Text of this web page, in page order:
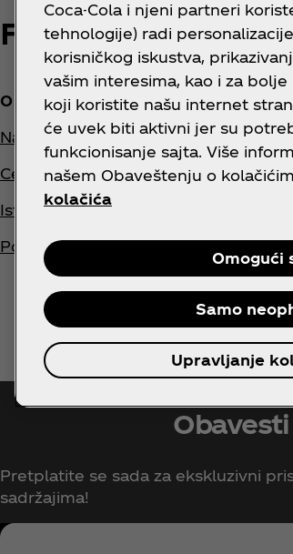
Footer
O nama
Naša kompanija
Centar za medije
Istorija
Poslovi
Pretplatite se sada za ekskluzivni
sadržajima!
Coca-Cola i njeni partneri
tehnologije) radi
korisničkog iskustva,
vašim interesima, kao i za
koji koristite našu internet
će uvek biti aktivni jer su
funkcionisanje sajta. Više
našem Obaveštenju o
kolačića
Omogući
Samo
Upravljanje